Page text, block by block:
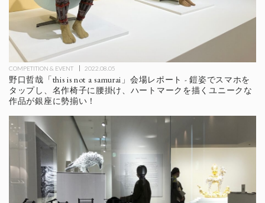
COMPETITION & EVENT 2022.08.05
野口哲哉「this is not a samurai」会場レポート - 鎧姿でスマホを
タップし、名作椅子に腰掛け、ハートマークを描くユニークな
作品が銀座に勢揃い！